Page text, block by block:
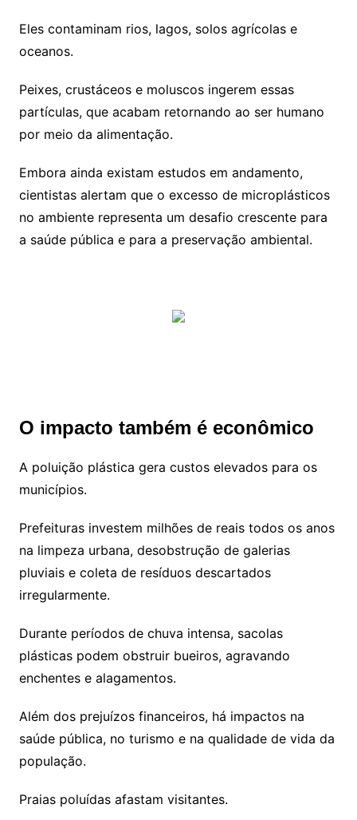
Eles contaminam rios, lagos, solos agrícolas e
oceanos.
Peixes, crustáceos e moluscos ingerem essas
partículas, que acabam retornando ao ser humano
por meio da alimentação.
Embora ainda existam estudos em andamento,
cientistas alertam que o excesso de microplásticos
no ambiente representa um desafio crescente para
a saúde pública e para a preservação ambiental.
O impacto também é econômico
A poluição plástica gera custos elevados para os
municípios.
Prefeituras investem milhões de reais todos os anos
na limpeza urbana, desobstrução de galerias
pluviais e coleta de resíduos descartados
irregularmente.
Durante períodos de chuva intensa, sacolas
plásticas podem obstruir bueiros, agravando
enchentes e alagamentos.
Além dos prejuízos financeiros, há impactos na
saúde pública, no turismo e na qualidade de vida da
população.
Praias poluídas afastam visitantes.